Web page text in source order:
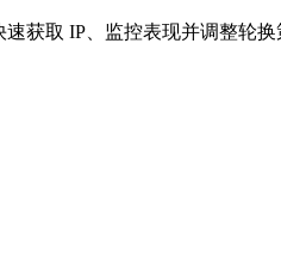
获取 IP、监控表现并调整轮换